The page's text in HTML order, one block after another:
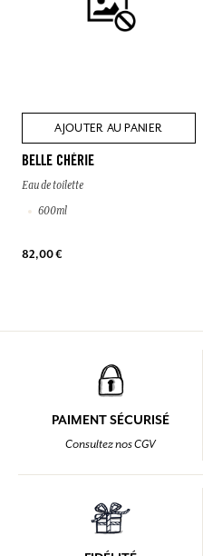
AJOUTER AU PANIER
BELLE CHÉRIE
Eau de toilette
600ml
82,00 €
PAIMENT SÉCURISÉ
Consultez nos CGV